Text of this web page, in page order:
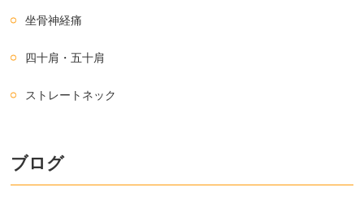
坐骨神経痛
四十肩・五十肩
ストレートネック
ブログ